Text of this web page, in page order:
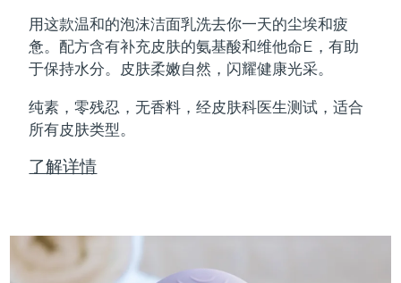
用这款温和的泡沫洁面乳洗去你一天的尘埃和疲
惫。配方含有补充皮肤的氨基酸和维他命E，有助
于保持水分。皮肤柔嫩自然，闪耀健康光采。
纯素，零残忍，无香料，经皮肤科医生测试，适合
所有皮肤类型。
了解详情